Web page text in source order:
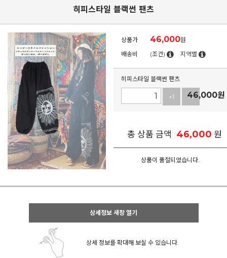
히피스타일 블랙썬 팬츠
상품가 46,000원
배송비
(조건) 지역별
히피스타일 블랙썬 팬츠
+1 -1
46,000원
총 상품 금액 46,000 원
상품이 품절되었습니다.
상세정보 새창 열기
상세 정보를 확대해 보실 수 있습니다.